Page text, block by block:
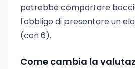
potrebbe comportare
l'obbligo di presentare un
(con 6).
Come cambia la